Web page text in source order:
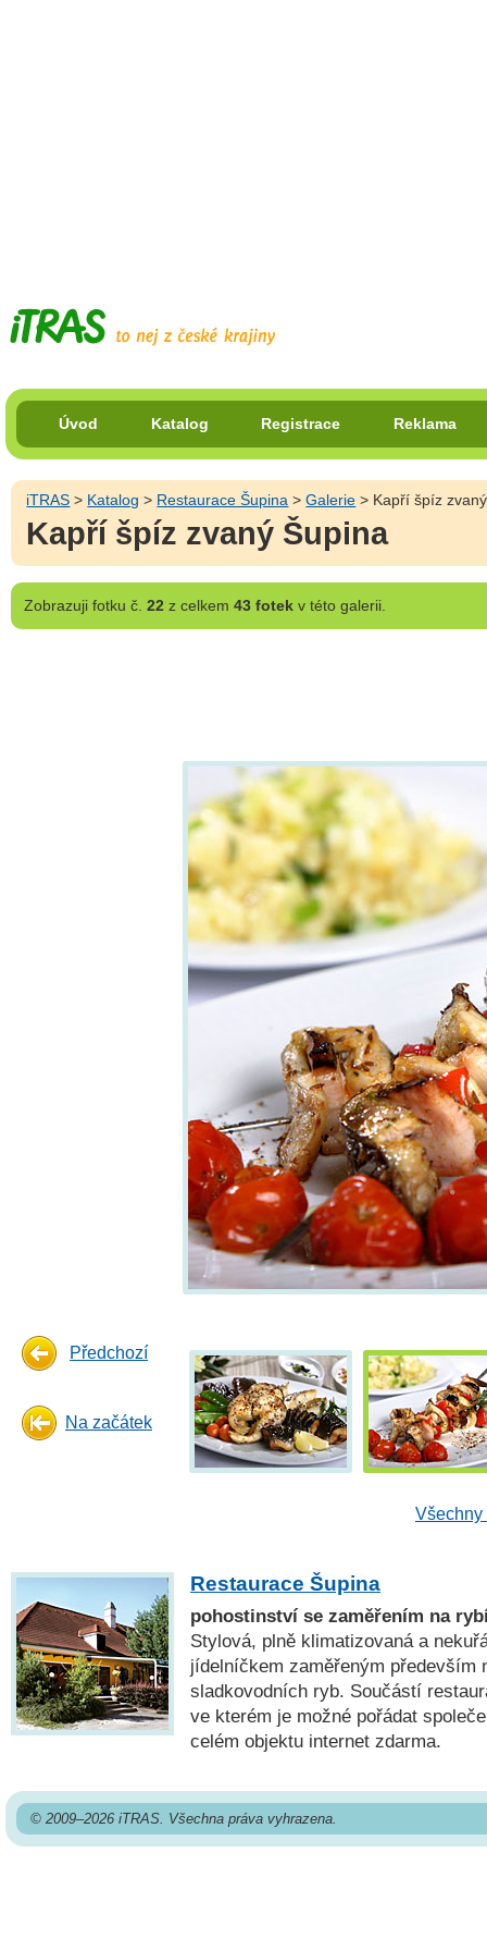
Úvod Katalog Registrace Reklama
iTRAS > Katalog > Restaurace Šupina >Galerie > Kapří špíz
Kapří špíz zvaný Šupina
Zobrazujifotku č. 22 z celkem 43 fotekv této galerii.
Předchozí
Na začátek
Všechny
Restaurace Šupina
pohostinství se zaměřením na
Stylová, plně klimatizovaná a
jídelníčkem zaměřeným především
sladkovodních ryb. Součástí
ve kterém je možné pořádat
celém objektu internet zdarma.
© 2009–2026 iTRAS. Všechna práva vyhrazena.